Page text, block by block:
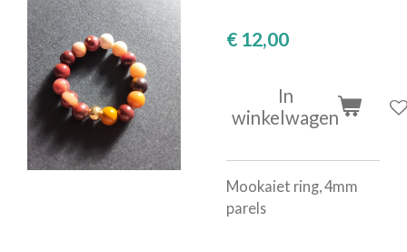
€ 12,00
In
winkelwagen
Mookaiet ring, 4mm
parels